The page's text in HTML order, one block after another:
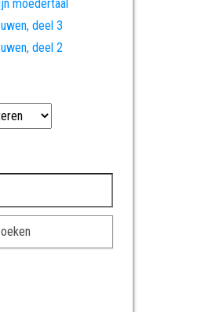
moedertaal
deel 3
deel 2